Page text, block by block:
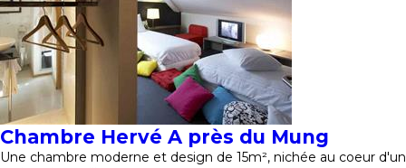
Chambre Hervé A près du Mung
Une chambre moderne et design de 15m², nichée au coeur d'un